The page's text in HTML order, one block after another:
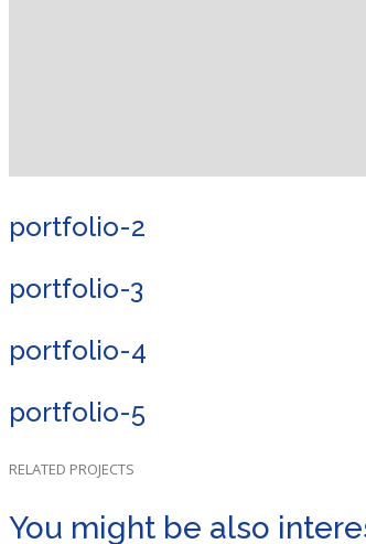
portfolio-2
portfolio-3
portfolio-4
portfolio-5
RELATED PROJECTS
You might be also